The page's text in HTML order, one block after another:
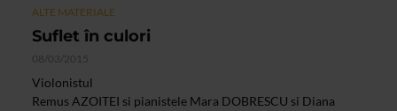
ALTE MATERIALE
Suflet în culori
08/03/2015
Violonistul
Remus AZOITEI si pianistele Mara DOBRESCU si Diana